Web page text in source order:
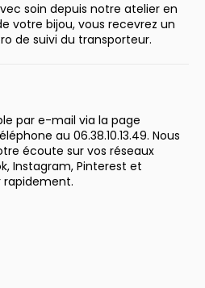
soin depuis notre atelier en
votre bijou, vous recevrez un
de suivi du transporteur.
par e-mail via la page
au 06.38.10.13.49. Nous
écoute sur vos réseaux
Instagram, Pinterest et
rapidement.